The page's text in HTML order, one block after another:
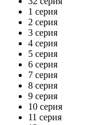
1 серия
2 серия
3 серия
4 серия
5 серия
6 серия
7 серия
8 серия
9 серия
10 серия
11 серия